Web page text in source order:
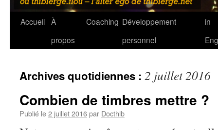
Accueil À
propos
Coaching Développement
personnel
in
Archives quotidiennes : 2 juillet 2016
Combien de timbres mettre ?
Publié le2 juillet 2016par Docthib